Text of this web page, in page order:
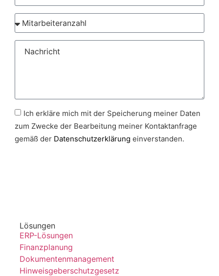
Nachricht
Ich erkläre mich mit der Speicherung meiner Daten
zum Zwecke der Bearbeitung meiner Kontaktanfrage
gemäß der Datenschutzerklärung einverstanden.
Lösungen
ERP-Lösungen
Finanzplanung
Dokumentenmanagement
Hinweisgeberschutzgesetz